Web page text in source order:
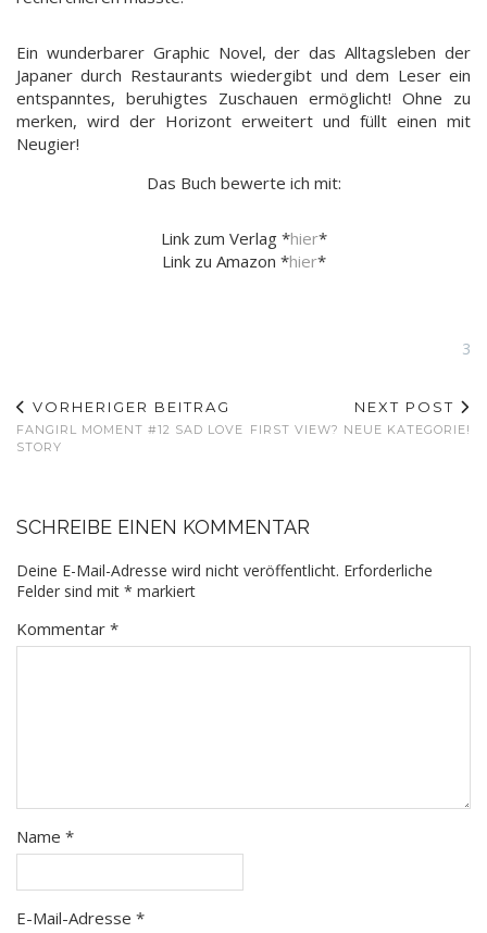
Ein wunderbarer Graphic Novel, der das Alltagsleben der
Japaner durch Restaurants wiedergibt und dem Leser ein
entspanntes, beruhigtes Zuschauen ermöglicht! Ohne zu
merken, wird der Horizont erweitert und füllt einen mit
Neugier!
Das Buch bewerte ich mit:
Link zum Verlag *hier*
Link zu Amazon *hier*
3
VORHERIGER BEITRAG
FANGIRL MOMENT #12 SAD LOVE
STORY
NEXT POST
FIRST VIEW? NEUE KATEGORIE!
SCHREIBE EINEN KOMMENTAR
Deine E-Mail-Adresse wird nicht veröffentlicht. Erforderliche
Felder sind mit * markiert
Kommentar *
Name *
E-Mail-Adresse *